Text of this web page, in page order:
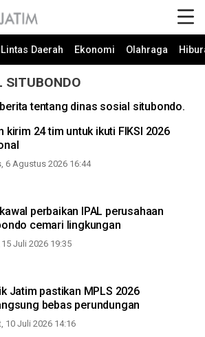
Lintas Daerah Ekonomi Olahraga
SITUBONDO
tentang dinas sosial situbondo.
kirim 24 tim untuk ikuti FIKSI 2026
6 Agustus 2026 16:44
perbaikan IPAL perusahaan
cemari lingkungan
Juli 2026 19:35
Jatim pastikan MPLS 2026
bebas perundungan
10 Juli 2026 14:16